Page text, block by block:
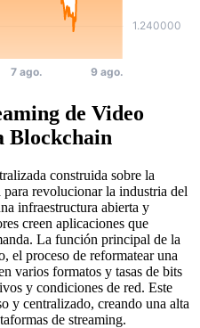
de Video
Blockchain
construida sobre la
revolucionar la industria del
infraestructura abierta y
creen aplicaciones que
La función principal de la
el proceso de reformatear una
varios formatos y tasas de bits
y condiciones de red. Este
y centralizado, creando una alta
de streaming.